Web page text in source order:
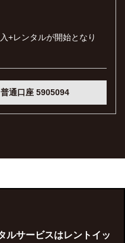
+レンタルが開始となり
通口座 5905094
ルサービスはレントイッ